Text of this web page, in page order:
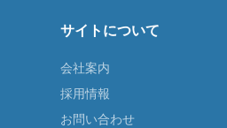
サイトについて
会社案内
採用情報
お問い合わせ